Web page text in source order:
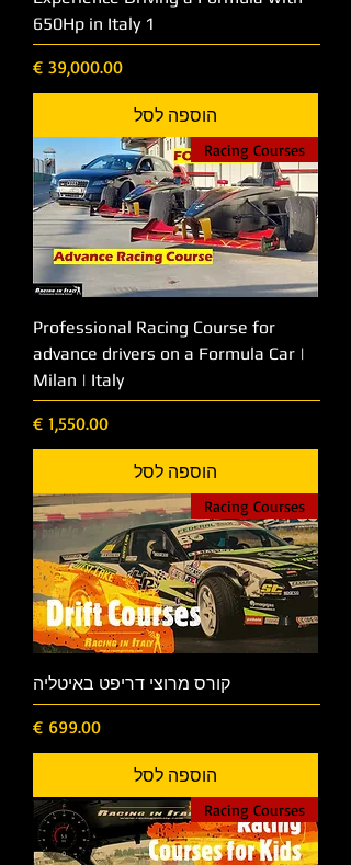
650Hp in Italy 1
מחיר
הוספה לסל
Racing Courses
Professional Racing Course for
advance drivers on a Formula Car |
Milan | Italy
מחיר
הוספה לסל
Racing Courses
קורס מרוצי דריפט באיטליה
מחיר
הוספה לסל
Racing Courses